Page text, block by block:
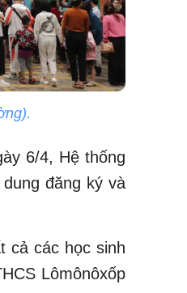
6/4, Hệ thống
đăng ký và
cả các học sinh
Lômônôxốp